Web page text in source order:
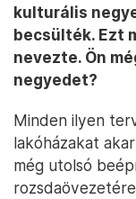
kulturális
becsülték. Ezt
nevezte. Ön
negyedet?
Minden ilyen
lakóházakat
még utolsó